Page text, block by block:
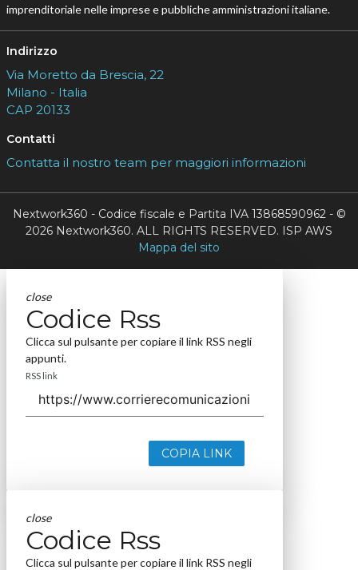
imprenditoriale nelle imprese e pubbliche amministrazioni italiane.
Indirizzo
Via Moretto da Brescia, 22
Milano - Italia
CAP 20133
Contatti
Contatta il nostro team per maggiori informazioni
Nextwork360 - Codice fiscale e Partita IVA 13868590962 - ©
2026 Nextwork360. ALL RIGHTS RESERVED. ISP AWS
Mappa del sito
close
Codice Rss
Clicca sul pulsante per copiare il link RSS negli
appunti.
RSS link
COPIA LINK
close
Codice Rss
Clicca sul pulsante per copiare il link RSS negli